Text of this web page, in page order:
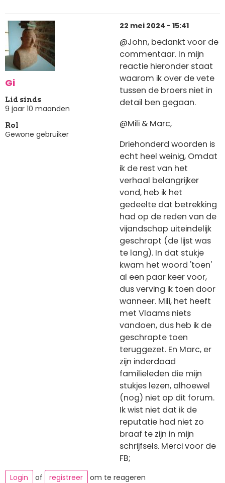
Gi
Lid sinds
9 jaar 10 maanden
Rol
Gewone gebruiker
22 mei 2024 - 15:41
@John, bedankt voor de
commentaar. In mijn
reactie hieronder staat
waarom ik over de vete
tussen de broers niet in
detail ben gegaan.
@Mili & Marc,
Driehonderd woorden is
echt heel weinig, Omdat
ik de rest van het
verhaal belangrijker
vond, heb ik het
gedeelte dat betrekking
had op de reden van de
vijandschap uiteindelijk
geschrapt (de lijst was
te lang). In dat stukje
kwam het woord 'toen'
al een paar keer voor,
dus verving ik toen door
wanneer. Mili, het heeft
met Vlaams niets
vandoen, dus heb ik de
geschrapte toen
teruggezet. En Marc, er
zijn inderdaad
familieleden die mijn
stukjes lezen, alhoewel
(nog) niet op dit forum.
Ik wist niet dat ik de
reputatie had niet zo
braaf te zijn in mijn
schrijfsels. Merci voor de
FB;
Login of registreer om te reageren